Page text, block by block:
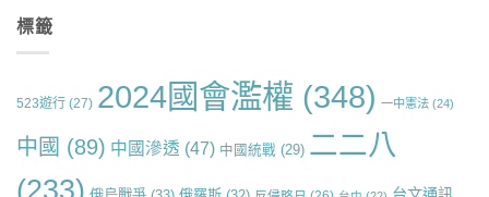
標籤
523遊行 (27) 2024國會濫權 (348) 一中憲法 (24)
中國 (89) 中國滲透 (47) 中國統戰 (29) 二二八